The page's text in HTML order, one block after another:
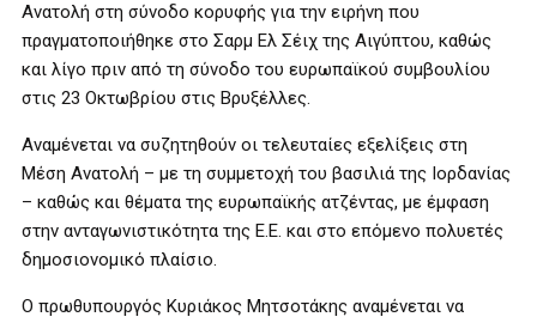
Ανατολή στη σύνοδο κορυφής για την ειρήνη που
πραγματοποιήθηκε στο Σαρμ Ελ Σέιχ της Αιγύπτου, καθώς
και λίγο πριν από τη σύνοδο του ευρωπαϊκού συμβουλίου
στις 23 Οκτωβρίου στις Βρυξέλλες.
Αναμένεται να συζητηθούν οι τελευταίες εξελίξεις στη
Μέση Ανατολή – με τη συμμετοχή του βασιλιά της Ιορδανίας
– καθώς και θέματα της ευρωπαϊκής ατζέντας, με έμφαση
στην ανταγωνιστικότητα της Ε.Ε. και στο επόμενο πολυετές
δημοσιονομικό πλαίσιο.
Ο πρωθυπουργός Κυριάκος Μητσοτάκης αναμένεται να